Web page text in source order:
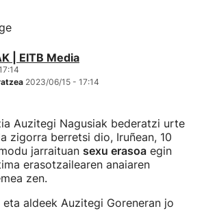
| EITB Media
2023/06/15 - 17:14
Auzitegi Nagusiak bederatzi urte
zigorra berretsi dio, Iruñean, 10
jarraituan sexu erasoa egin
erasotzailearen anaiaren
zen.
eta aldeek Auzitegi Goreneran jo